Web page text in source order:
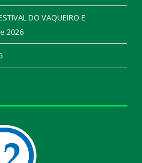
DO VAQUEIRO E
2026